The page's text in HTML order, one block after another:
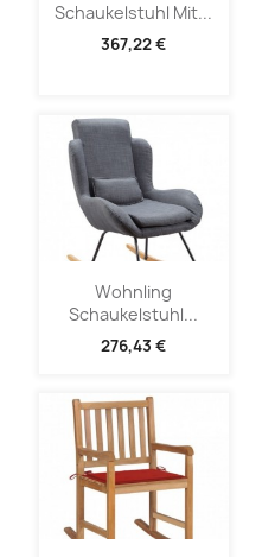
Schaukelstuhl Mit...
367,22 €
Wohnling
Schaukelstuhl...
276,43 €